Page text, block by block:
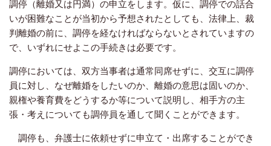
調停（離婚又は円満）の申立をします。仮に、調停での話合
いが困難なことが当初から予想されたとしても、法律上、裁
判離婚の前に、調停を経なければならないとされていますの
で、いずれにせよこの手続きは必要です。
調停においては、双方当事者は通常同席せずに、交互に調停
員に対し、なぜ離婚をしたいのか、離婚の意思は固いのか、
親権や養育費をどうするか等について説明し、相手方の主
張・考えについても調停員を通して聞くことができます。
調停も、弁護士に依頼せずに申立て・出席することができ